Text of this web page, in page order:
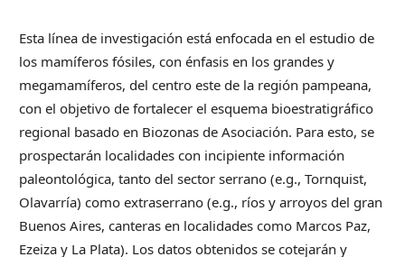
Esta línea de investigación está enfocada en el estudio de
los mamíferos fósiles, con énfasis en los grandes y
megamamíferos, del centro este de la región pampeana,
con el objetivo de fortalecer el esquema bioestratigráfico
regional basado en Biozonas de Asociación. Para esto, se
prospectarán localidades con incipiente información
paleontológica, tanto del sector serrano (e.g., Tornquist,
Olavarría) como extraserrano (e.g., ríos y arroyos del gran
Buenos Aires, canteras en localidades como Marcos Paz,
Ezeiza y La Plata). Los datos obtenidos se cotejarán y